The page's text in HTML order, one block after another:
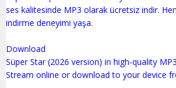
ses kalitesinde MP3 olarak ücretsiz indir.
indirme deneyimi yaşa.
Download
Süper Star (2026 version) in high-quality
Stream online or download to your device